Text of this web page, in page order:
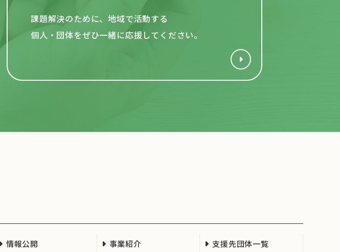
課題解決のために、地域で活動する
個人・団体をぜひ一緒に応援してください。
情報公開 事業紹介 支援先団体一覧